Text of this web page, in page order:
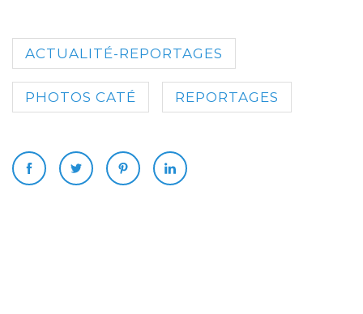
ACTUALITÉ-REPORTAGES
PHOTOS CATÉ REPORTAGES